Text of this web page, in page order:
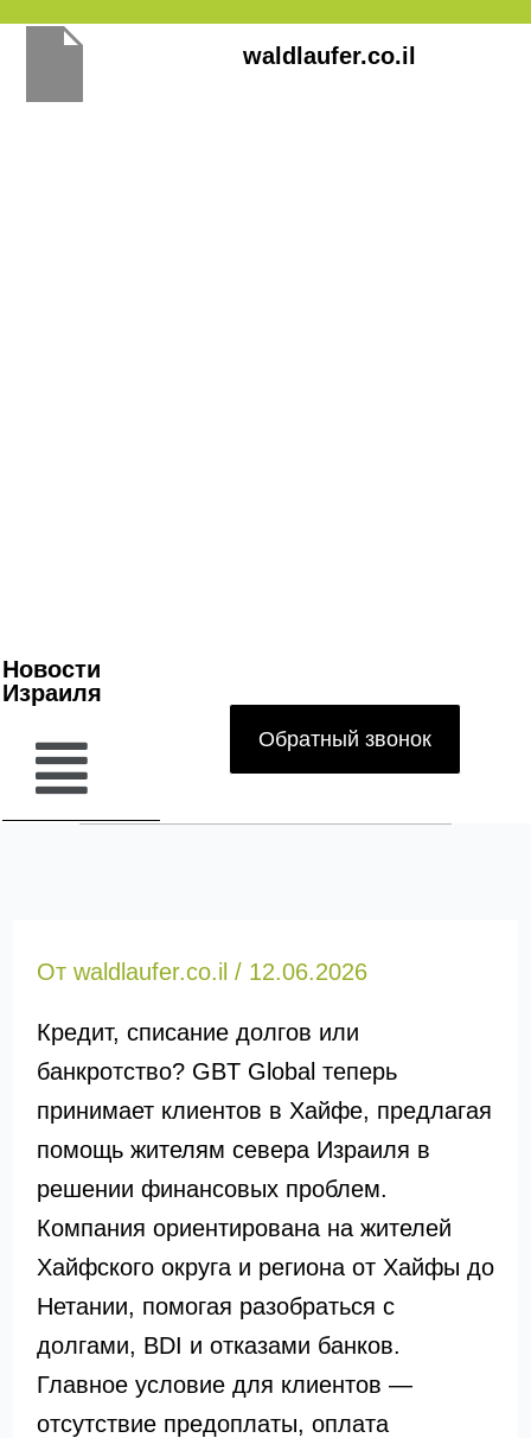
Перейти
содержимому
waldlaufer.co.il
Новости
Израиля
Обратный звонок
От waldlaufer.co.il / 12.06.2026
Кредит, списание долгов или
банкротство? GBT Global теперь
принимает клиентов в Хайфе, предлагая
помощь жителям севера Израиля в
решении финансовых проблем.
Компания ориентирована на жителей
Хайфского округа и региона от Хайфы до
Нетании, помогая разобраться с
долгами, BDI и отказами банков.
Главное условие для клиентов —
отсутствие предоплаты, оплата